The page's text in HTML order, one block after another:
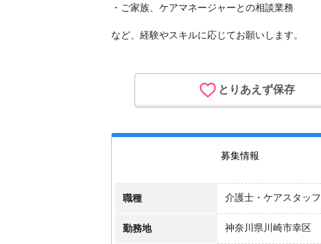
・ご家族、ケアマネージャーとの相談業務
など、経験やスキルに応じてお願いします。
とりあえず保存
募集情報
職種 介護士・ケアスタッフ
勤務地 神奈川県川崎市幸区